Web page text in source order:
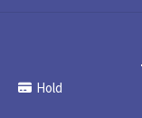
Hold